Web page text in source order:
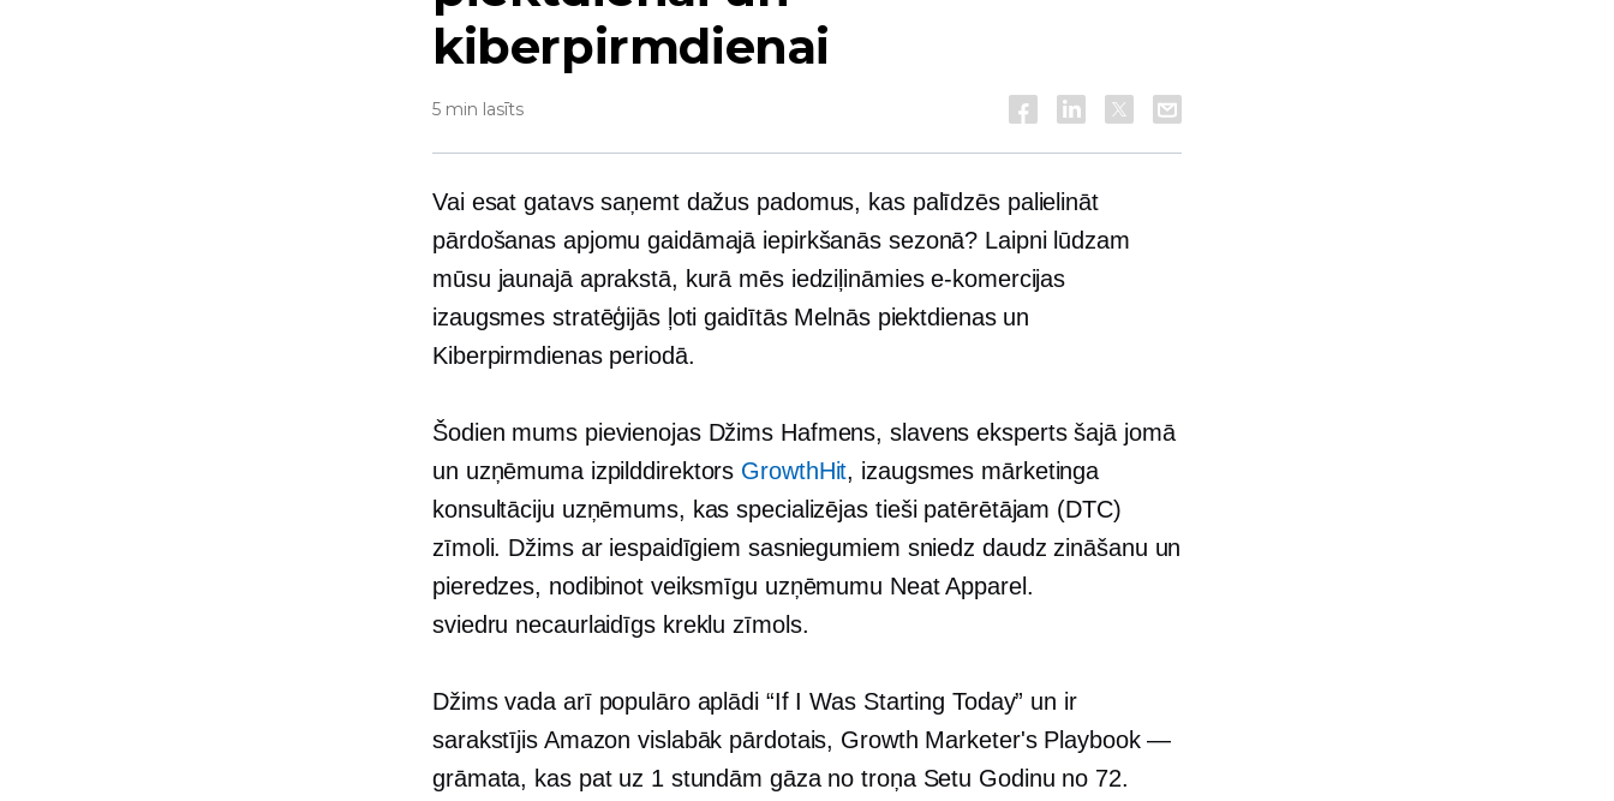
kiberpirmdienai
5 min lasīts
Vai esat gatavs saņemt dažus padomus, kas palīdzēs palielināt
pārdošanas apjomu gaidāmajā iepirkšanās sezonā? Laipni lūdzam
mūsu jaunajā aprakstā, kurā mēs iedziļināmies e-komercijas
izaugsmes stratēģijās ļoti gaidītās Melnās piektdienas un
Kiberpirmdienas periodā.
Šodien mums pievienojas Džims Hafmens, slavens eksperts šajā jomā
un uzņēmuma izpilddirektors GrowthHit, izaugsmes mārketinga
konsultāciju uzņēmums, kas specializējas tieši patērētājam (DTC)
zīmoli. Džims ar iespaidīgiem sasniegumiem sniedz daudz zināšanu un
pieredzes, nodibinot veiksmīgu uzņēmumu Neat Apparel.
sviedru necaurlaidīgskreklu zīmols.
Džims vada arī populāro aplādi “If I Was Starting Today” un ir
sarakstījis Amazonvislabāk pārdotais, Growth Marketer's Playbook —
grāmata, kas pat uz 1 stundām gāza no troņa Setu Godinu no 72.